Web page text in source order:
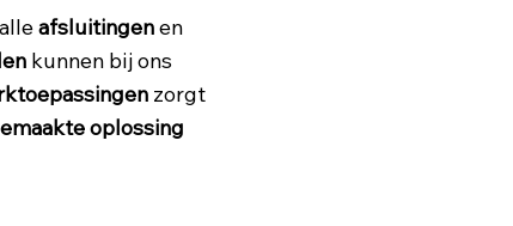
afsluitingenen
kunnen bij ons
zorgt
oplossing